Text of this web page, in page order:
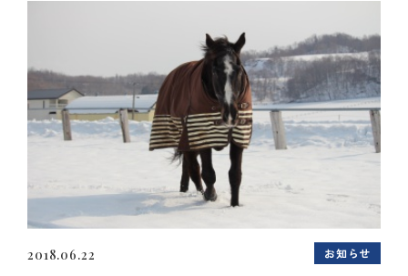
2018.06.22 お知らせ